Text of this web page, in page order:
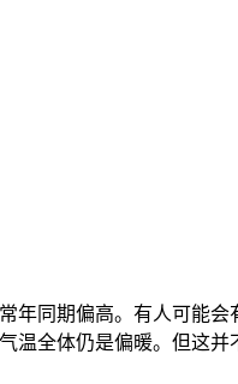
同期偏高。有人可能会
全体仍是偏暖。但这